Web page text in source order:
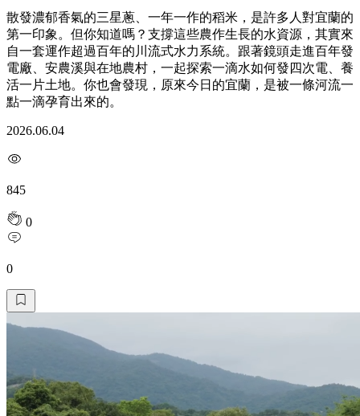
散發濃郁香氣的三星蔥、一年一作的稻米，是許多人對宜蘭的
第一印象。但你知道嗎？支撐這些農作生長的水資源，其實來
自一套運作超過百年的川流式水力系統。跟著鏡頭走進百年發
電廠、安農溪與在地農村，一起探索一滴水如何發四次電、養
活一片土地。你也會發現，原來今日的宜蘭，是被一條河流一
點一滴孕育出來的。
2026.06.04
845
0
0